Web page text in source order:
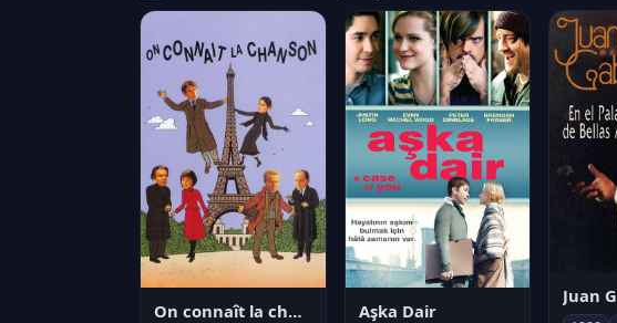
On connaît la chanson Aşka Dair